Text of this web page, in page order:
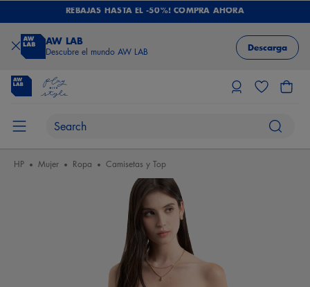
REBAJAS HASTA EL -50%! COMPRA AHORA
AW LAB
Descubre el mundo AW LAB Descarga
HP Mujer Ropa Camisetas y Top